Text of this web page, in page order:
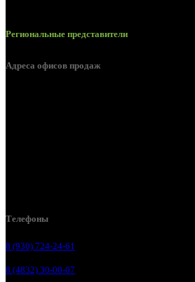
Региональные представители
Адреса офисов продаж
Телефоны
8 (930) 724-24-61
8 (4832) 30-00-07